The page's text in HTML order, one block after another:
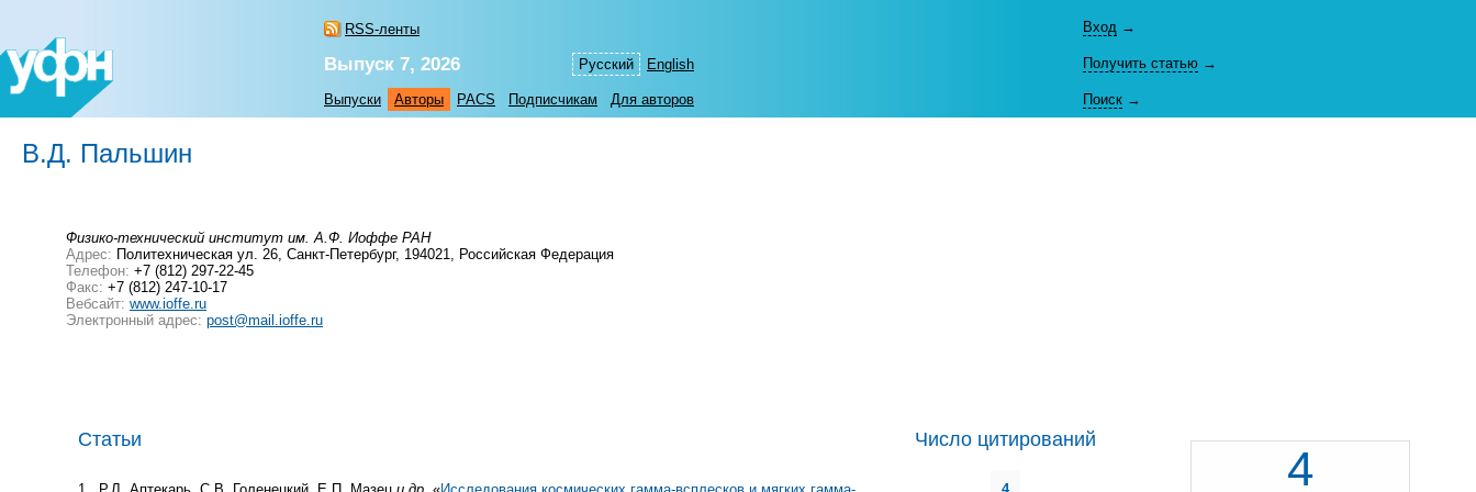
RSS-ленты
Русский English
Вход →
Выпуск 7, 2026 Получить статью →
Выпуски Авторы PACS Подписчикам Для авторов Поиск →
В.Д. Пальшин
Физико-технический институт им. А.Ф. Иоффе РАН
Адрес: Политехническая ул. 26, Санкт-Петербург, 194021, Российская Федерация
Телефон: +7 (812) 297-22-45
Факс: +7 (812) 247-10-17
Вебсайт: www.ioffe.ru
Электронный адрес: post@mail.ioffe.ru
Статьи Число цитирований
4